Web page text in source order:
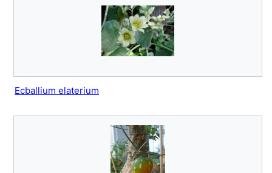
Ecballium elaterium